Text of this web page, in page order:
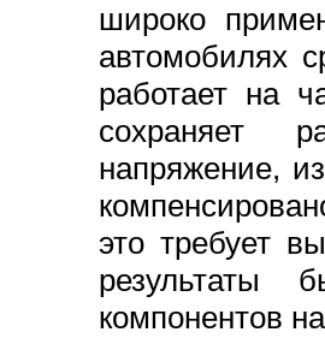
широко
автомобилях
работает на
сохраняет
напряжение,
это требует
результаты
компонентов